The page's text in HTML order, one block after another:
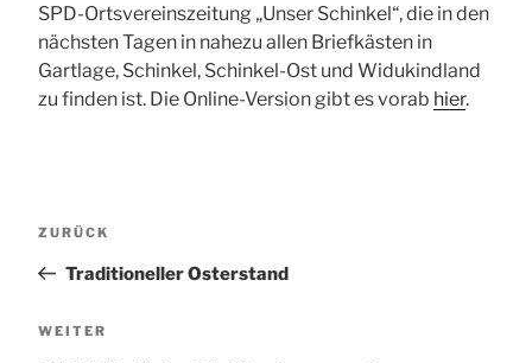
SPD-Ortsvereinszeitung „Unser Schinkel“, die in den
nächsten Tagen in nahezu allen Briefkästen in
Gartlage, Schinkel, Schinkel-Ost und Widukindland
zu finden ist. Die Online-Version gibt es vorab hier.
Vorheriger
ZURÜCK
Traditioneller Osterstand
Nächster
WEITER